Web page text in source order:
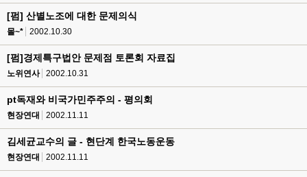
[펌] 산별노조에 대한 문제의식
몰~* 2002.10.30
[펌]경제특구법안 문제점 토론회 자료집
노위연사 2002.10.31
pt독재와 비국가민주주의 - 평의회
현장연대 2002.11.11
김세균교수의 글 - 현단계 한국노동운동
현장연대 2002.11.11